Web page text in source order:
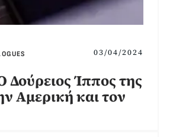
03/04/2024
Ίππος της
Αμερική και τον